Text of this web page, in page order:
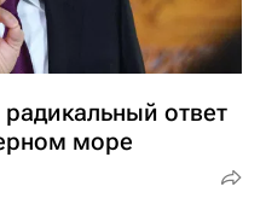
ответ
море